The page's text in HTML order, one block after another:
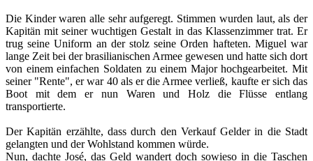
Die Kinder waren alle sehr aufgeregt. Stimmen wurden laut, als der
Kapitän mit seiner wuchtigen Gestalt in das Klassenzimmer trat. Er
trug seine Uniform an der stolz seine Orden hafteten. Miguel war
lange Zeit bei der brasilianischen Armee gewesen und hatte sich dort
von einem einfachen Soldaten zu einem Major hochgearbeitet. Mit
seiner "Rente", er war 40 als er die Armee verließ, kaufte er sich das
Boot mit dem er nun Waren und Holz die Flüsse entlang
transportierte.
Der Kapitän erzählte, dass durch den Verkauf Gelder in die Stadt
gelangten und der Wohlstand kommen würde.
Nun, dachte José, das Geld wandert doch sowieso in die Taschen